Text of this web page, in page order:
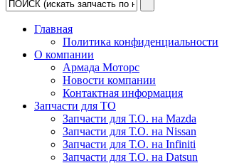
Главная
Политика конфиденциальности
О компании
Армада Моторс
Новости компании
Контактная информация
Запчасти для ТО
Запчасти для Т.О. на Mazda
Запчасти для Т.О. на Nissan
Запчасти для Т.О. на Infiniti
Запчасти для Т.О. на Datsun